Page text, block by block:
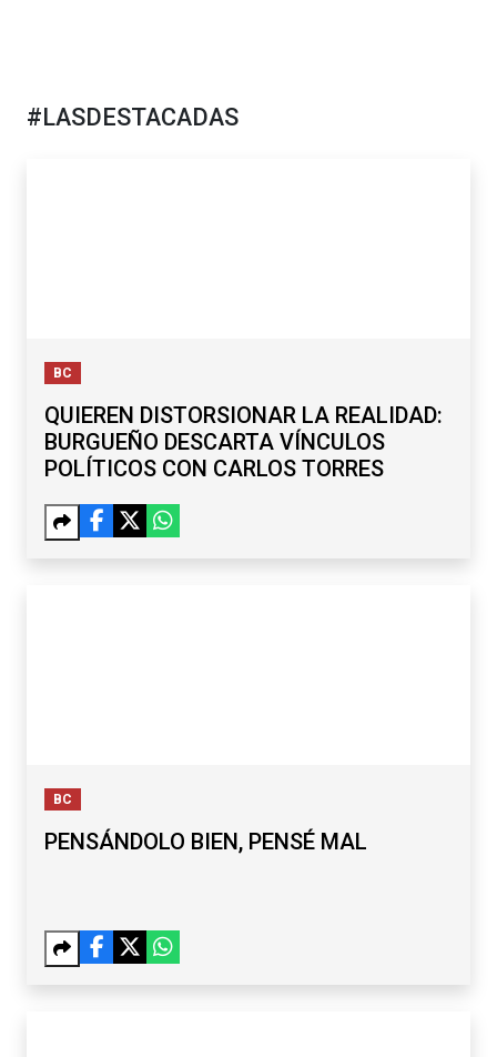
#LASDESTACADAS
BC
QUIEREN DISTORSIONAR LA REALIDAD:
BURGUEÑO DESCARTA VÍNCULOS
POLÍTICOS CON CARLOS TORRES
BC
PENSÁNDOLO BIEN, PENSÉ MAL